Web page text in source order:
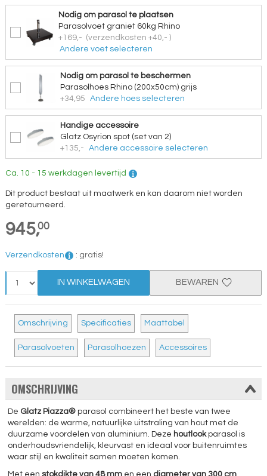
Nodig om parasol te plaatsen
Parasolvoet graniet 60kg Rhino
+169,- (verzendkosten +40,- )
Andere voet selecteren
Nodig om parasol te beschermen
Parasolhoes Rhino (200x50cm) grijs
+34,95
Andere hoes selecteren
Handige accessoire
Glatz Osyrion spot (set van 2)
+135,-
Andere accessoire selecteren
Ca. 10 - 15 werkdagen levertijd
Dit product bestaat uit maatwerk en kan daarom niet worden
geretourneerd.
945,00
Verzendkosten : gratis!
IN WINKELWAGEN BEWAREN
Omschrijving Specificaties Maattabel
Parasolvoeten Parasolhoezen Accessoires
OMSCHRIJVING
De Glatz Piazza® parasol combineert het beste van twee
werelden: de warme, natuurlijke uitstraling van hout met de
duurzame voordelen van aluminium. Deze houtlook parasol is
onderhoudsvriendelijk, kleurvast en ideaal voor buitenruimtes
waar stijl en kwaliteit samen moeten komen.